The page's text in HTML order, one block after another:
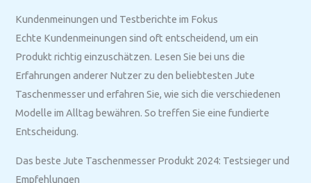
Kundenmeinungen und Testberichte im Fokus
Echte Kundenmeinungen sind oft entscheidend, um ein
Produkt richtig einzuschätzen. Lesen Sie bei uns die
Erfahrungen anderer Nutzer zu den beliebtesten Jute
Taschenmesser und erfahren Sie, wie sich die verschiedenen
Modelle im Alltag bewähren. So treffen Sie eine fundierte
Entscheidung.
Das beste Jute Taschenmesser Produkt 2024: Testsieger und
Empfehlungen